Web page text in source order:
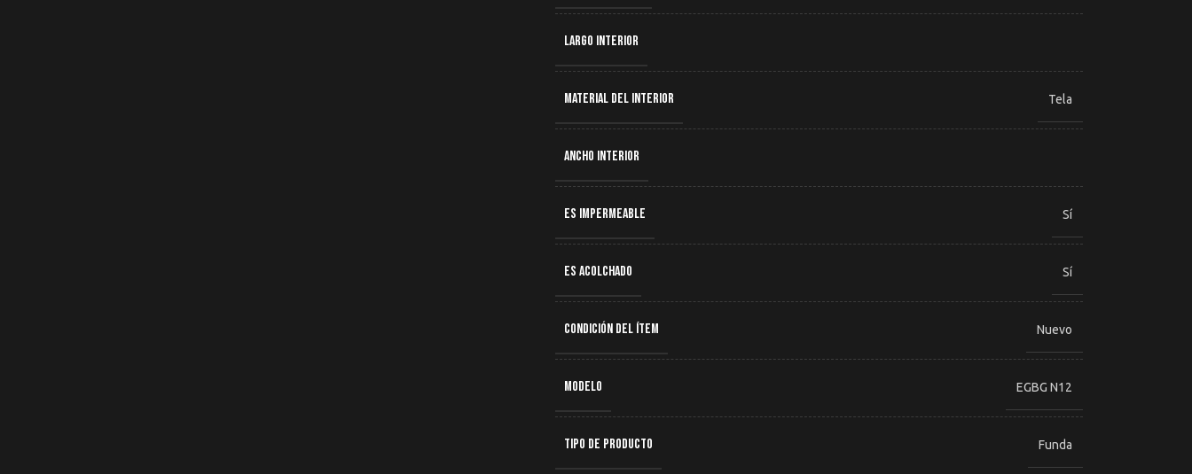
LARGO INTERIOR
MATERIAL DEL INTERIOR Tela
ANCHO INTERIOR
ES IMPERMEABLE Sí
ES ACOLCHADO Sí
CONDICIÓN DEL ÍTEM Nuevo
MODELO EGBG N12
TIPO DE PRODUCTO Funda